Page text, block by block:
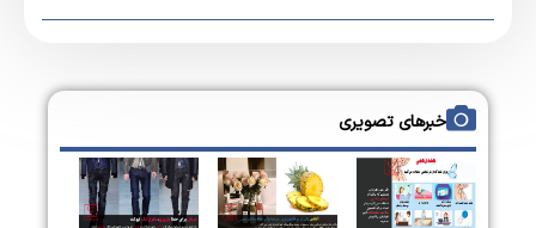
خبرهای تصویری